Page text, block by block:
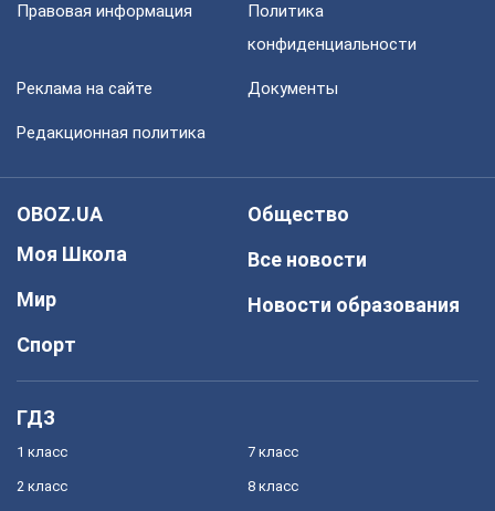
Правовая информация
Политика
конфиденциальности
Реклама на сайте Документы
Редакционная политика
OBOZ.UA
Моя Школа
Мир
Спорт
Общество
Все новости
Новости образования
ГДЗ
1 класс
2 класс
7 класс
8 класс